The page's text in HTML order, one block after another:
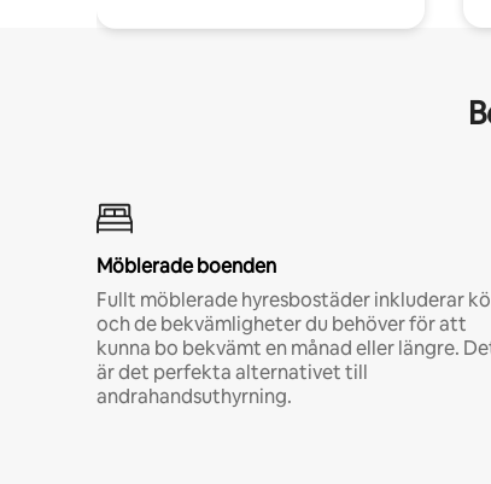
Möblerade boenden
Fullt möblerade hyresbostäder inkluderar
och de bekvämligheter du behöver för att
kunna bo bekvämt en månad eller längre.
är det perfekta alternativet till
andrahandsuthyrning.